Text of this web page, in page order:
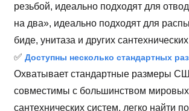
резьбой, идеально подходят для
на два», идеально подходят для
биде, унитаза и других
✅Доступны несколько стандартных
Охватывает стандартные размеры
совместимы с большинством мировых
сантехнических систем, легко найти